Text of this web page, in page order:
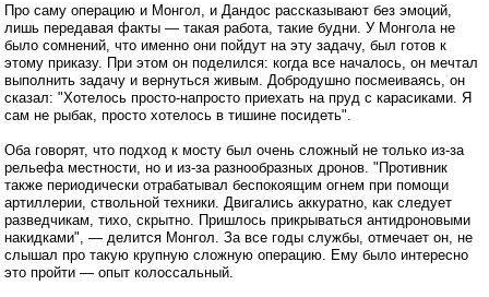
Про саму операцию и Монгол, и Дандос рассказывают без эмоций,
лишь передавая факты — такая работа, такие будни. У Монгола не
было сомнений, что именно они пойдут на эту задачу, был готов к
этому приказу. При этом он поделился: когда все началось, он мечтал
выполнить задачу и вернуться живым. Добродушно посмеиваясь, он
сказал: "Хотелось просто-напросто приехать на пруд с карасиками. Я
сам не рыбак, просто хотелось в тишине посидеть".
Оба говорят, что подход к мосту был очень сложный не только из-за
рельефа местности, но и из-за разнообразных дронов. "Противник
также периодически отрабатывал беспокоящим огнем при помощи
артиллерии, ствольной техники. Двигались аккуратно, как следует
разведчикам, тихо, скрытно. Пришлось прикрываться антидроновыми
накидками", — делится Монгол. За все годы службы, отмечает он, не
слышал про такую крупную сложную операцию. Ему было интересно
это пройти — опыт колоссальный.